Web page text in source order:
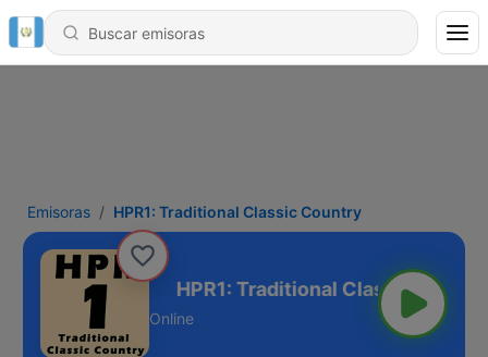
Emisoras HPR1: Traditional Classic Country
Country
Online